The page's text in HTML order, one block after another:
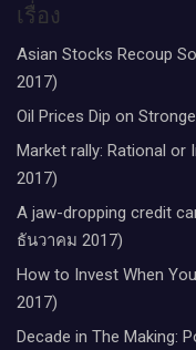
เรื่อง
Asian Stocks Recoup
2017)
Oil Prices Dip on
Market rally: Rational or
2017)
A jaw-dropping credit
ธันวาคม 2017)
How to Invest When
2017)
Decade in The Making: